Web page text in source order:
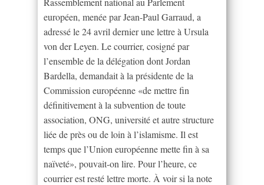
européen, menée par Jean-Paul Garraud, a
adressé le 24 avril dernier une lettre à Ursula
von der Leyen. Le courrier, cosigné par
l’ensemble de la délégation dont Jordan
Bardella, demandait à la présidente de la
Commission européenne «de mettre fin
définitivement à la subvention de toute
association, ONG, université et autre structure
liée de près ou de loin à l’islamisme. Il est
temps que l’Union européenne mette fin à sa
naïveté», pouvait-on lire. Pour l’heure, ce
courrier est resté lettre morte. À voir si la note